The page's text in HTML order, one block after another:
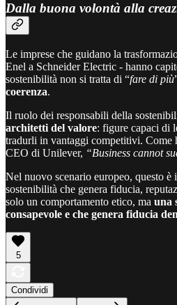
Dalla buona volontà alla
Le imprese che guidano la
Enel a Schneider Electric - hanno
sostenibilità non si tratta di “fare di più
coerenza.
Il ruolo dei responsabili della
architetti del valore: figure capaci di
tradurli in vantaggi competitivi. Come
CEO di Unilever, “Business cannot
Nel nuovo scenario europeo, questo è
sostenibilità che genera fiducia,
solo un comportamento etico, ma una
consapevole e che genera fiducia
5
Condividi